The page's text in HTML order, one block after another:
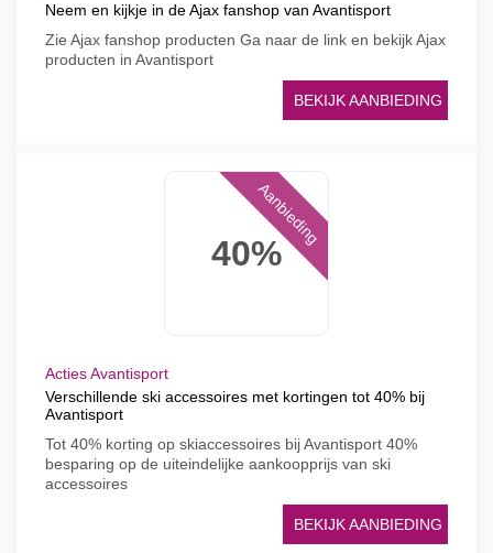
Neem en kijkje in de Ajax fanshop van Avantisport
Zie Ajax fanshop producten Ga naar de link en bekijk Ajax
producten in Avantisport
BEKIJK AANBIEDING
40%
Aanbieding
Acties Avantisport
Verschillende ski accessoires met kortingen tot 40% bij
Avantisport
Tot 40% korting op skiaccessoires bij Avantisport 40%
besparing op de uiteindelijke aankoopprijs van ski
accessoires
BEKIJK AANBIEDING